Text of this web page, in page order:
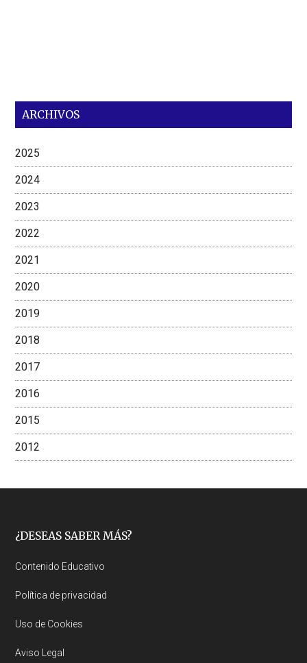
ARCHIVOS
2025
2024
2023
2022
2021
2020
2019
2018
2017
2016
2015
2012
Footer
¿DESEAS SABER MÁS?
Contenido Educativo
Política de privacidad
Uso de Cookies
Aviso Legal